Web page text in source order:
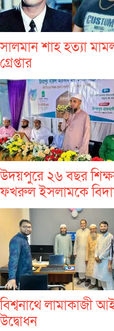
সালমান শাহ হত্যা
গ্রেপ্তার
উদয়পুরে ২৬ বছর
ফখরুল ইসলামকে
বিশ্বনাথে লামাকাজী
উদ্বোধন